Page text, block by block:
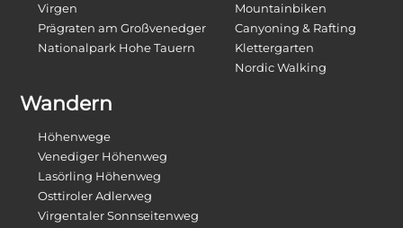
Virgen
Prägraten am Großvenedger
Nationalpark Hohe Tauern
Mountainbiken
Canyoning & Rafting
Klettergarten
Nordic Walking
Wandern
Höhenwege
Venediger Höhenweg
Lasörling Höhenweg
Osttiroler Adlerweg
Virgentaler Sonnseitenweg